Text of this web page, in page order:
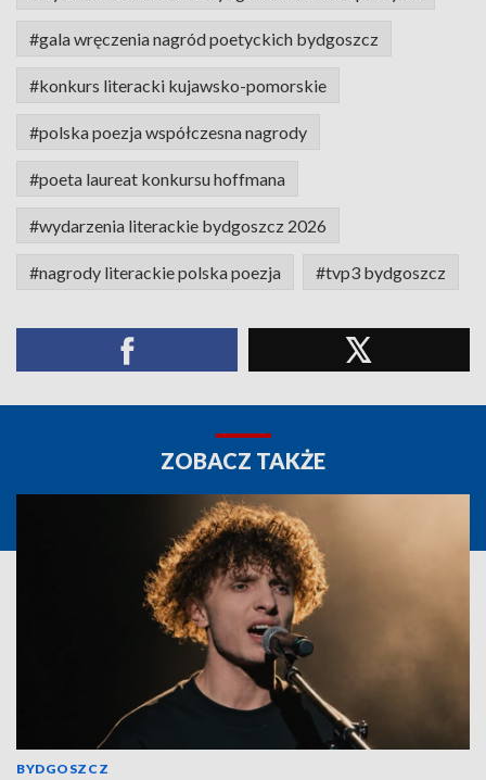
#gala wręczenia nagród poetyckich bydgoszcz
#konkurs literacki kujawsko-pomorskie
#polska poezja współczesna nagrody
#poeta laureat konkursu hoffmana
#wydarzenia literackie bydgoszcz 2026
#nagrody literackie polska poezja #tvp3 bydgoszcz
ZOBACZ TAKŻE
BYDGOSZCZ